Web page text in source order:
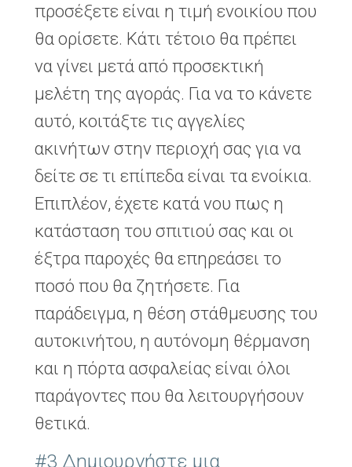
προσέξετε είναι η τιμή ενοικίου που
θα ορίσετε. Κάτι τέτοιο θα πρέπει
να γίνει μετά από προσεκτική
μελέτη της αγοράς. Για να το κάνετε
αυτό, κοιτάξτε τις αγγελίες
ακινήτων στην περιοχή σας για να
δείτε σε τι επίπεδα είναι τα ενοίκια.
Επιπλέον, έχετε κατά νου πως η
κατάσταση του σπιτιού σας και οι
έξτρα παροχές θα επηρεάσει το
ποσό που θα ζητήσετε. Για
παράδειγμα, η θέση στάθμευσης του
αυτοκινήτου, η αυτόνομη θέρμανση
και η πόρτα ασφαλείας είναι όλοι
παράγοντες που θα λειτουργήσουν
θετικά.
#3 Δημιουργήστε μια